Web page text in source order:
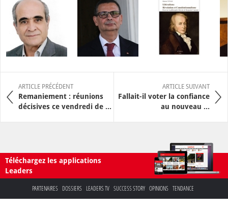
ARTICLE PRÉCÉDENT
Remaniement : réunions
décisives ce vendredi de ...
ARTICLE SUIVANT
Fallait-il voter la confiance
au nouveau ...
Téléchargez les applications
Leaders
PARTENAIRES DOSSIERS LEADERS TV SUCCESS STORY OPINIONS TENDANCE